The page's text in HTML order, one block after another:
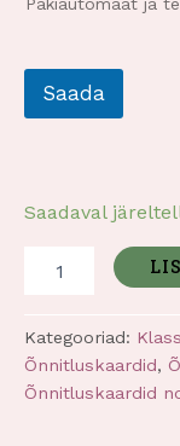
Saada
Saadaval
Kategooriad:
Õnnitluskaardid,
Õnnitluskaardid